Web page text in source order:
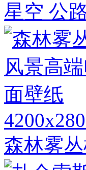
星空 公
森林雾